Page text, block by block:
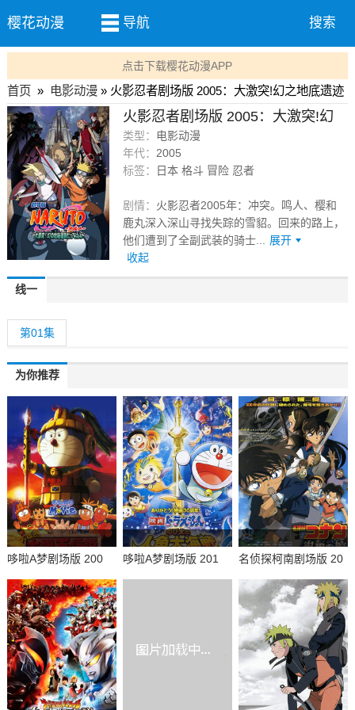
樱花动漫 导航 搜索
点击下载樱花动漫APP
首页 » 电影动漫» 火影忍者剧场版 2005：大激突!幻之地底遗迹
火影忍者剧场版 2005：大激突!幻
之地底遗迹
类型： 电影动漫
年代： 2005
标签：
日本 格斗 冒险 忍者
剧情： 火影忍者2005年：冲突。鸣人、樱和
鹿丸深入深山寻找失踪的雪貂。回来的路上，
他们遭到了全副武装的骑士...
展开
收起
线一
第01集
为你推荐
哆啦A梦剧场版 200
0：大雄的太阳王传说
哆啦A梦剧场版 201
0：大雄的人鱼大海战
名侦探柯南剧场版 20
07：绀碧之棺